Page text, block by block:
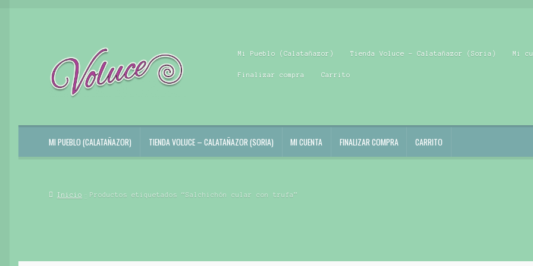
la
navegación
contenido
Mi Pueblo (Calatañazor) Tienda Voluce – Calatañazor (Soria) Mi
Finalizar compra Carrito
MI PUEBLO (CALATAÑAZOR) TIENDA VOLUCE – CALATAÑAZOR (SORIA) MI CUENTA FINALIZAR COMPRA CARRITO
Inicio Productos etiquetados “Salchichón cular con trufa”